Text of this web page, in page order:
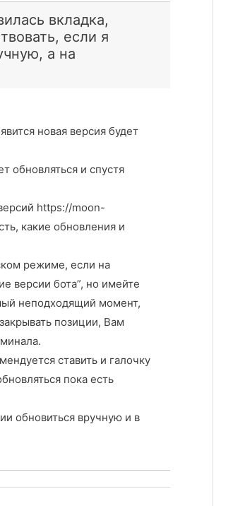
вкладка,
если я
а на
новая версия будет
обновляться и спустя
https://moon-
какие обновления и
режиме, если на
версии бота”, но имейте
неподходящий момент,
позиции, Вам
ставить и галочку
пока есть
обновиться вручную и в